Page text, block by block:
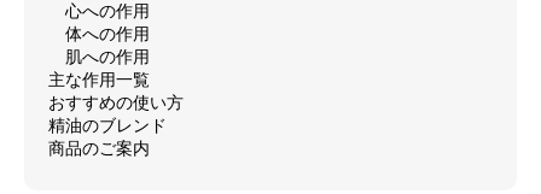
心への作用
体への作用
肌への作用
主な作用一覧
おすすめの使い方
精油のブレンド
商品のご案内